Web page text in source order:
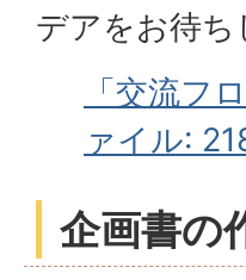
デアをお待ち
「交流フ
ァイル:
企画書の